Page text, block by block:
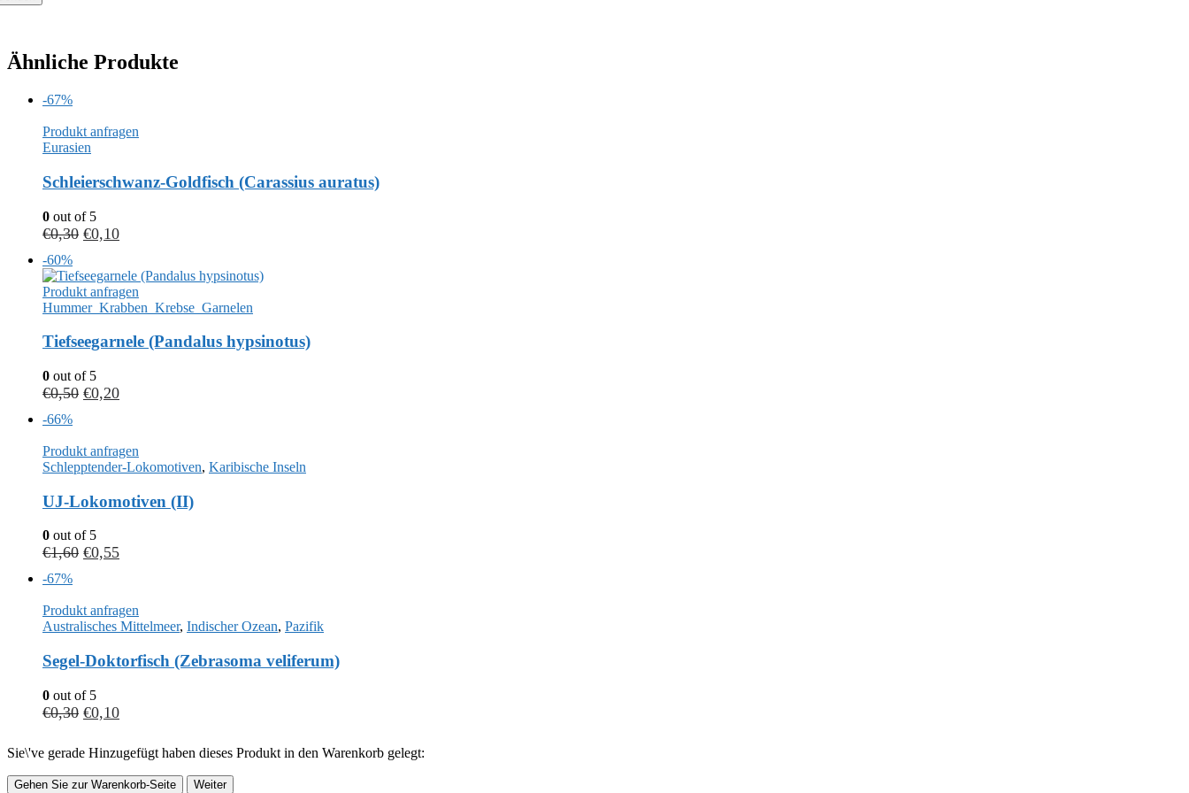
Ähnliche Produkte
-67%
Produkt anfragen
Eurasien
Schleierschwanz-Goldfisch (Carassius auratus)
0 out of 5
€0,30 €0,10
-60%
Produkt anfragen
Hummer_Krabben_Krebse_Garnelen
Tiefseegarnele (Pandalus hypsinotus)
0 out of 5
€0,50 €0,20
-66%
Produkt anfragen
Schlepptender-Lokomotiven, Karibische Inseln
UJ-Lokomotiven (II)
0 out of 5
€1,60 €0,55
-67%
Produkt anfragen
Australisches Mittelmeer, Indischer Ozean, Pazifik
Segel-Doktorfisch (Zebrasoma veliferum)
0 out of 5
€0,30 €0,10
Sie\'ve gerade Hinzugefügt haben dieses Produkt in den Warenkorb gelegt:
Gehen Sie zur Warenkorb-Seite Weiter